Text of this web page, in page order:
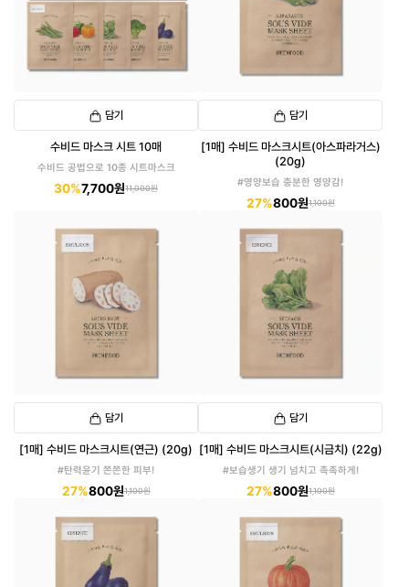
담기
수비드 마스크 시트 10매
수비드 공법으로 10종 시트마스크
30%7,700원11,000원
담기
[1매] 수비드 마스크시트(아스파라거스)
(20g)
#영양보습 충분한 영양감!
27%800원1,100원
담기
[1매] 수비드 마스크시트(연근) (20g)
#탄력윤기 쫀쫀한 피부!
27%800원1,100원
담기
[1매] 수비드 마스크시트(시금치) (22g)
#보습생기 생기 넘치고 촉촉하게!
27%800원1,100원